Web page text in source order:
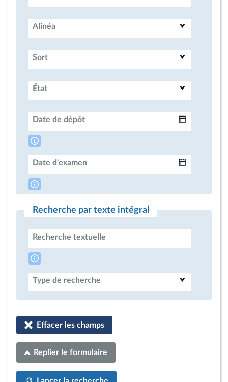
Alinéa
Sort
État
Date de dépôt
Date d'examen
Recherche par texte intégral
Recherche textuelle
Type de recherche
Effacer les champs
Replier le formulaire